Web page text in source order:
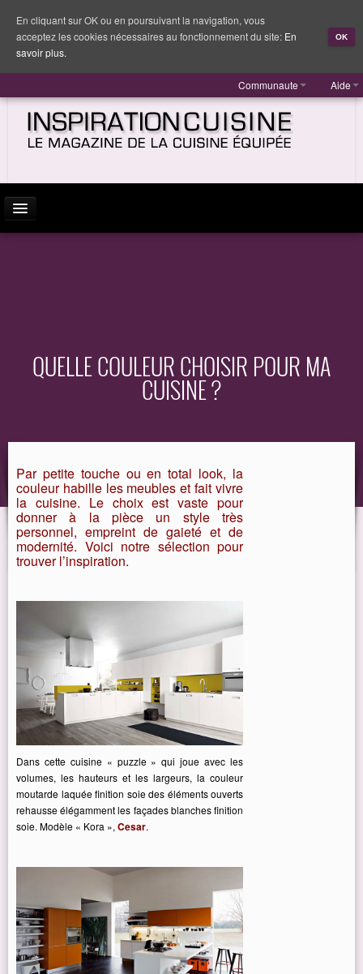
Communaute Aide
EQUIPEMENTQUELLE COULEUR CHOISIR POUR MA
CUISINE ?
Par petite touche ou en total look, la
couleur habille les meubles et fait vivre
la cuisine. Le choix est vaste pour
donner à la pièce un style très
personnel, empreint de gaieté et de
modernité. Voici notre sélection pour
trouver l’inspiration.
Dans cette cuisine « puzzle » qui joue avec les
volumes, les hauteurs et les largeurs, la couleur
moutarde laquée finition soie des éléments ouverts
rehausse élégamment les façades blanches finition
soie. Modèle « Kora », Cesar.
En cliquant sur OK ou en poursuivant la navigation, vous
acceptez les cookies nécessaires au fonctionnement du site: En
savoir plus.
OK